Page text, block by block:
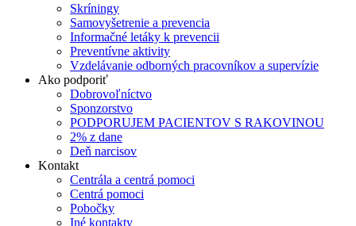
Skríningy
Samovyšetrenie a prevencia
Informačné letáky k prevencii
Preventívne aktivity
Vzdelávanie odborných pracovníkov a supervízie
Ako podporiť
Dobrovoľníctvo
Sponzorstvo
PODPORUJEM PACIENTOV S RAKOVINOU
2% z dane
Deň narcisov
Kontakt
Centrála a centrá pomoci
Centrá pomoci
Pobočky
Iné kontakty